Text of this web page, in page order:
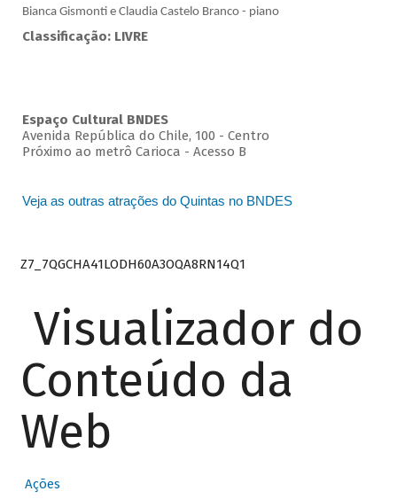
Bianca Gismonti e Claudia Castelo Branco - piano
Classificação: LIVRE
Espaço Cultural BNDES
Avenida República do Chile, 100 - Centro
Próximo ao metrô Carioca - Acesso B
Veja as outras atrações do Quintas no BNDES
Z7_7QGCHA41LODH60A3OQA8RN14Q1
Visualizador do
Conteúdo da
Web
Ações